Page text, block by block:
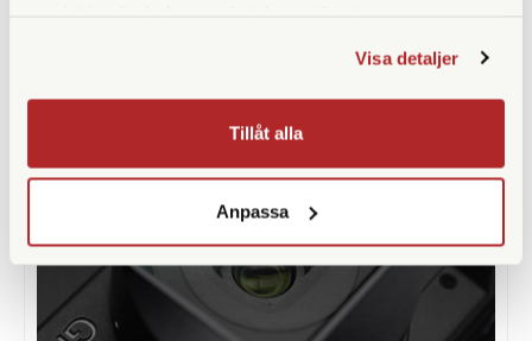
Visa detaljer
Tillåt alla
Anpassa